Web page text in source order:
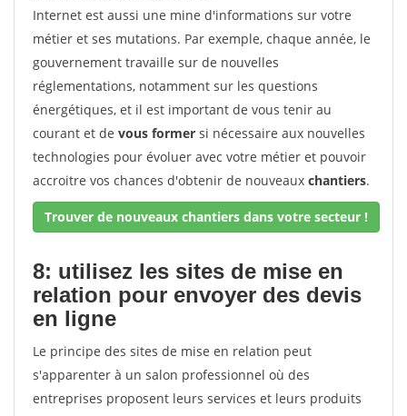
Internet est aussi une mine d'informations sur votre
métier et ses mutations. Par exemple, chaque année, le
gouvernement travaille sur de nouvelles
réglementations, notamment sur les questions
énergétiques, et il est important de vous tenir au
courant et de vous former si nécessaire aux nouvelles
technologies pour évoluer avec votre métier et pouvoir
accroitre vos chances d'obtenir de nouveaux chantiers.
Trouver de nouveaux chantiers dans votre secteur !
8: utilisez les sites de mise en
relation pour envoyer des devis
en ligne
Le principe des sites de mise en relation peut
s'apparenter à un salon professionnel où des
entreprises proposent leurs services et leurs produits